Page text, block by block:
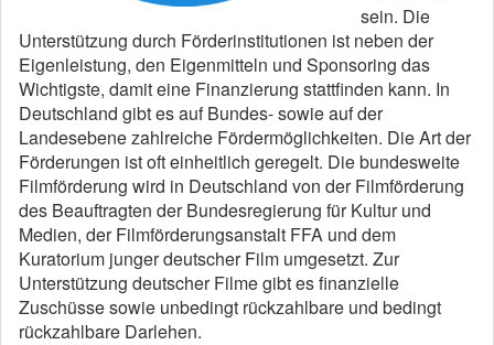
sein. Die
Unterstützung durch Förderinstitutionen ist neben der
Eigenleistung, den Eigenmitteln und Sponsoring das
Wichtigste, damit eine Finanzierung stattfinden kann. In
Deutschland gibt es auf Bundes- sowie auf der
Landesebene zahlreiche Fördermöglichkeiten. Die Art der
Förderungen ist oft einheitlich geregelt. Die bundesweite
Filmförderung wird in Deutschland von der Filmförderung
des Beauftragten der Bundesregierung für Kultur und
Medien, der Filmförderungsanstalt FFA und dem
Kuratorium junger deutscher Film umgesetzt. Zur
Unterstützung deutscher Filme gibt es finanzielle
Zuschüsse sowie unbedingt rückzahlbare und bedingt
rückzahlbare Darlehen.